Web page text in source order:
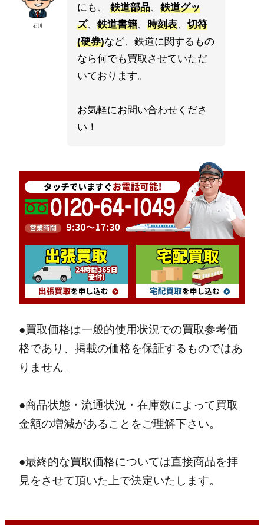
石川
にも、 鉄道部品、 鉄道グッ
ズ、 鉄道書籍、 時刻表、 切符
(硬券)など、鉄道に関するもの
なら何でも買取させていただ
いております。
お気軽にお問い合わせくださ
い！
●買取価格は一般的使用状況での買取参考価
格であり、掲載の価格を保証するものではあ
りません。
●商品状態・流通状況・在庫数によって買取
金額の増減があることをご理解下さい。
●最終的な買取価格については直接商品を拝
見をさせて頂いた上で決定いたします。